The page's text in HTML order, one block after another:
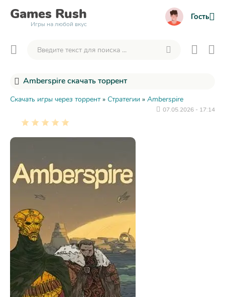
Games Rush
Игры на любой вкус
Гость
Amberspire скачать торрент
Скачать игры через торрент» Стратегии » Amberspire
07.05.2026 - 17:14